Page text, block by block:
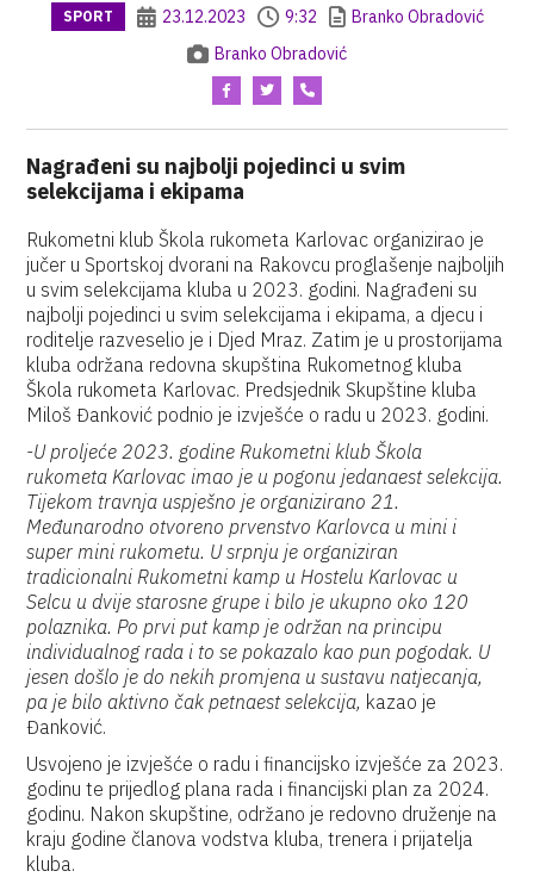
SPORT 23.12.2023 9:32
Branko Obradović
Branko Obradović
Nagrađeni su najbolji pojedinci u svim
selekcijama i ekipama
Rukometni klub Škola rukometa Karlovac organizirao je
jučer u Sportskoj dvorani na Rakovcu proglašenje najboljih
u svim selekcijama kluba u 2023. godini. Nagrađeni su
najbolji pojedinci u svim selekcijama i ekipama, a djecu i
roditelje razveselio je i Djed Mraz. Zatim je u prostorijama
kluba održana redovna skupština Rukometnog kluba
Škola rukometa Karlovac. Predsjednik Skupštine kluba
Miloš Đanković podnio je izvješće o radu u 2023. godini.
-U proljeće 2023. godine Rukometni klub Škola
rukometa Karlovac imao je u pogonu jedanaest selekcija.
Tijekom travnja uspješno je organizirano 21.
Međunarodno otvoreno prvenstvo Karlovca u mini i
super mini rukometu. U srpnju je organiziran
tradicionalni Rukometni kamp u Hostelu Karlovac u
Selcu u dvije starosne grupe i bilo je ukupno oko 120
polaznika. Po prvi put kamp je održan na principu
individualnog rada i to se pokazalo kao pun pogodak. U
jesen došlo je do nekih promjena u sustavu natjecanja,
pa je bilo aktivno čak petnaest selekcija, kazao je
Đanković.
Usvojeno je izvješće o radu i financijsko izvješće za 2023.
godinu te prijedlog plana rada i financijski plan za 2024.
godinu. Nakon skupštine, održano je redovno druženje na
kraju godine članova vodstva kluba, trenera i prijatelja
kluba.